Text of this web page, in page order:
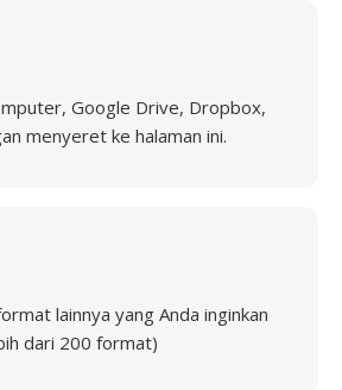
Google Drive, Dropbox,
menyeret ke halaman ini.
lainnya yang Anda inginkan
dari 200 format)